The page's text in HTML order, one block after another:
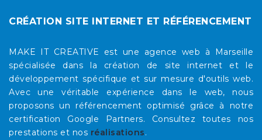
CRÉATION SITE INTERNET ET RÉFÉRENCEMENT
MAKE IT CREATIVE est une agence web à Marseille
spécialisée dans la création de site internet et le
développement spécifique et sur mesure d'outils web.
Avec une véritable expérience dans le web, nous
proposons un référencement optimisé grâce à notre
certification Google Partners. Consultez toutes nos
prestations et nos réalisations.